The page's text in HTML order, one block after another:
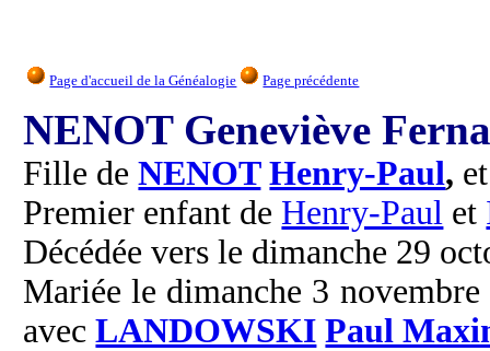
Page d'accueil de la Généalogie Page précédente
NENOT Geneviève
Fille deNENOT Henry-Paul,
Premier enfant de Henry-Paul et
Décédée vers le dimanche 29
Mariée le dimanche 3
avecLANDOWSKI Paul